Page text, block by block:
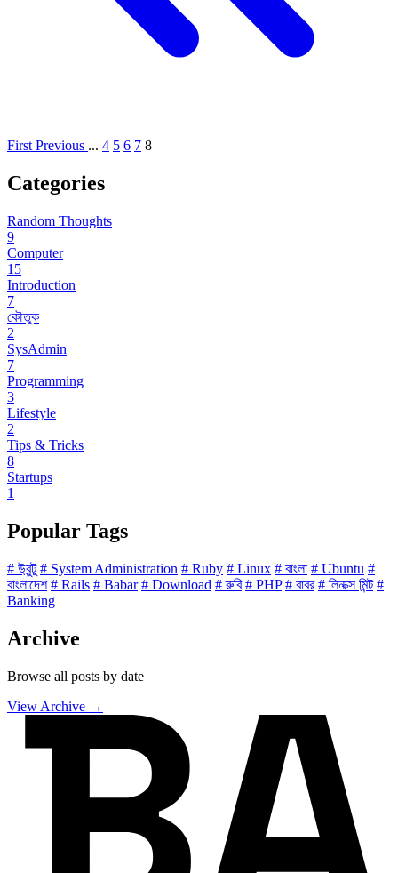
First Previous ... 4 5 6 7 8
Categories
Random Thoughts
9
Computer
15
Introduction
7
কৌতুক
2
SysAdmin
7
Programming
3
Lifestyle
2
Tips & Tricks
8
Startups
1
Popular Tags
# উবুন্টু # System Administration # Ruby # Linux # বাংলা # Ubuntu #
বাংলাদেশ # Rails # Babar # Download # রুবি # PHP # বাবর # লিনাক্স মিন্ট #
Banking
Archive
Browse all posts by date
View Archive →